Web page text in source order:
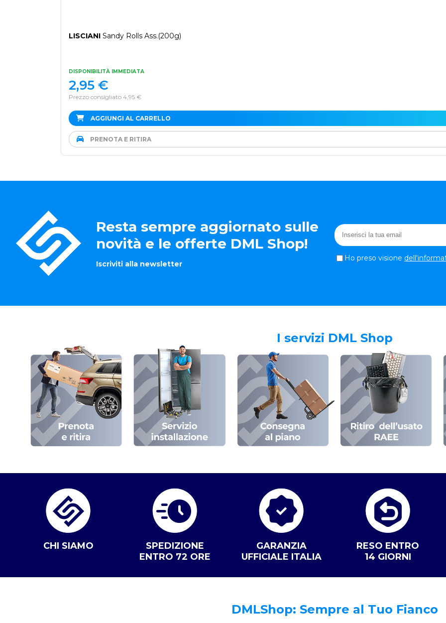
LISCIANISandy Rolls Ass.(200g)
DISPONIBILITÀ IMMEDIATA
Prezzo consigliato 4,95 €
2,95 €
AGGIUNGI AL CARRELLO
PRENOTA E RITIRA
Resta sempre aggiornato sulle
novità e le offerte DML Shop!
Iscriviti alla newsletter
Ho preso visione
I servizi DML Shop
CHI SIAMO
SPEDIZIONE
ENTRO 72 ORE
GARANZIA
UFFICIALE ITALIA
RESO ENTRO
14 GIORNI
DMLShop: Sempre al Tuo Fianco